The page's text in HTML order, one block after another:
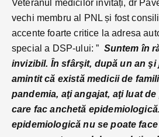
Veteranul medicilor invitați, dr
vechi membru al PNL și fost
accente foarte critice la adresa
special a DSP-ului: ” Suntem în
invizibil. În sfârşit, după un an şi
amintit că există medicii de
pandemia, aţi angajat, aţi luat
care fac anchetă
epidemiologică nu se poate